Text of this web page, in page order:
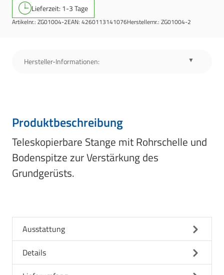
Lieferzeit: 1-3 Tage
Artikelnr.: ZG01004-2EAN: 4260113141076Herstellernr.: ZG01004-2
Hersteller-Informationen:
Produktbeschreibung
Teleskopierbare Stange mit Rohrschelle und
Bodenspitze zur Verstärkung des
Grundgerüsts.
Ausstattung
Details